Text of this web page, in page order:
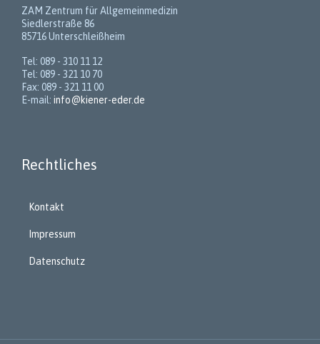
ZAM Zentrum für Allgemeinmedizin
Siedlerstraße 86
85716 Unterschleißheim
Tel: 089 - 310 11 12
Tel: 089 - 321 10 70
Fax: 089 - 321 11 00
E-mail: info@kiener-eder.de
Rechtliches
Kontakt
Impressum
Datenschutz